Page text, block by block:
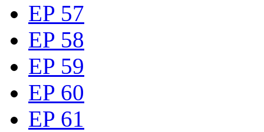
EP 57
EP 58
EP 59
EP 60
EP 61